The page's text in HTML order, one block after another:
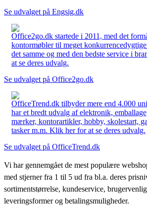
Se udvalget på Engsig.dk
Office2go.dk startede i 2011, med det
kontormøbler til meget
det samme og med den bedste service i
at se deres udvalg.
Se udvalget på Office2go.dk
OfficeTrend.dk tilbyder mere end 4.000
har et bredt udvalg af elektronik,
mærker, kontorartikler, hobby, skolestart,
tasker m.m. Klik her for at se deres udvalg.
Se udvalget på OfficeTrend.dk
Vi har gennemgået de mest populære
med stjerner fra 1 til 5 ud fra bl.a. deres
sortimentstørrelse, kundeservice,
leveringsformer og betalingsmuligheder.